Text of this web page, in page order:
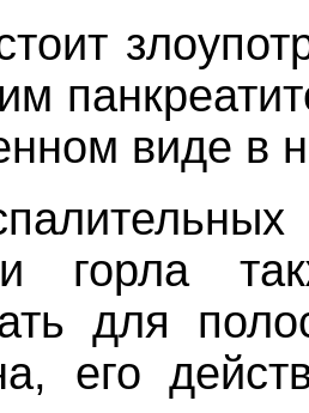
виде в
и горла
для
его